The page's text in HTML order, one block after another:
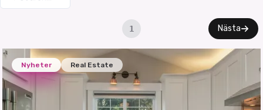
1 Nästa
Nyheter Real Estate